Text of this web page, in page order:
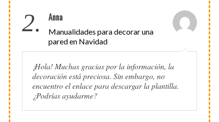
2. Anna
Manualidades para decorar una
pared en Navidad
¡Hola! Muchas gracias por la información, la
decoración está preciosa. Sin embargo, no
encuentro el enlace para descargar la plantilla.
¿Podrías ayudarme?